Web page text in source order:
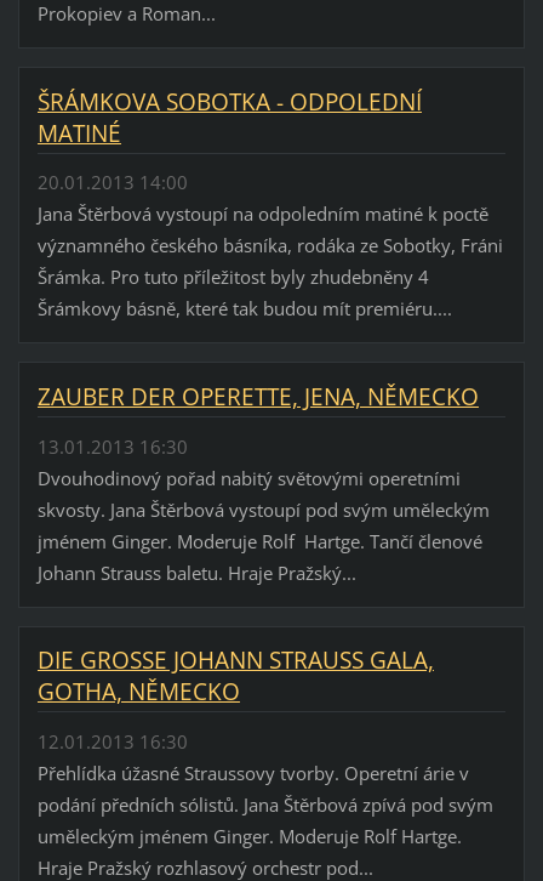
Prokopiev a Roman...
ŠRÁMKOVA SOBOTKA - ODPOLEDNÍ
MATINÉ
20.01.2013 14:00
Jana Štěrbová vystoupí na odpoledním matiné k poctě
významného českého básníka, rodáka ze Sobotky, Fráni
Šrámka. Pro tuto příležitost byly zhudebněny 4
Šrámkovy básně, které tak budou mít premiéru....
ZAUBER DER OPERETTE, JENA, NĚMECKO
13.01.2013 16:30
Dvouhodinový pořad nabitý světovými operetními
skvosty. Jana Štěrbová vystoupí pod svým uměleckým
jménem Ginger. Moderuje Rolf Hartge. Tančí členové
Johann Strauss baletu. Hraje Pražský...
DIE GROSSE JOHANN STRAUSS GALA,
GOTHA, NĚMECKO
12.01.2013 16:30
Přehlídka úžasné Straussovy tvorby. Operetní árie v
podání předních sólistů. Jana Štěrbová zpívá pod svým
uměleckým jménem Ginger. Moderuje Rolf Hartge.
Hraje Pražský rozhlasový orchestr pod...